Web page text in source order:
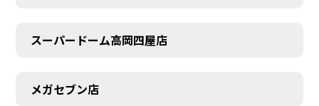
スーパードーム高岡四屋店
メガセブン店